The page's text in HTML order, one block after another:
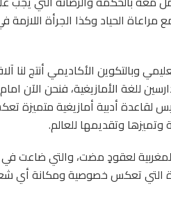
مراعاة الحياد وكذا الجرأة اللازمة
وبالتكوين الأكاديمي أنتج لنا
للغة الأمازيغية، فنحن الآن
لقاعدة أدبية أمازيغية
وتقديمها للعالم.
المغربية لعقودٍ مضت، والتي ضاعت
التي تعكس خصوصية ومكانة